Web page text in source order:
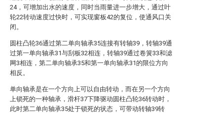
24，可增加出水的速度，同时当雨量进一步增大，通过叶
轮22转动速度过快时，可实现窗板42的复位，使通风口关
闭。
圆柱凸轮36通过第二单向轴承35连接有转轴39，转轴39通
过第一单向轴承31与刮板32相连，转轴39通过卷簧33和滤
网3相连，第二单向轴承35和第一单向轴承31的限位方向
相反。
单向轴承是在一个方向上可以自由转动，而在另一个方向
上锁死的一种轴承，滑杆37下降驱动圆柱凸轮36转动时，
此时第二单向轴承35处于锁死的状态，可带动转轴39转